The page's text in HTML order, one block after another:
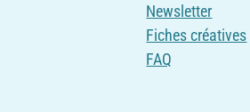
Newsletter
Fiches créatives
FAQ